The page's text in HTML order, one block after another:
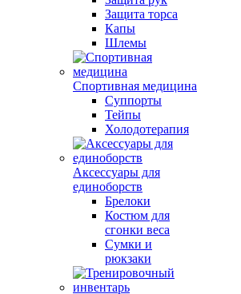
Защита торса
Капы
Шлемы
Спортивная медицина
Суппорты
Тейпы
Холодотерапия
Аксессуары для
единоборств
Брелоки
Костюм для
сгонки веса
Сумки и
рюкзаки